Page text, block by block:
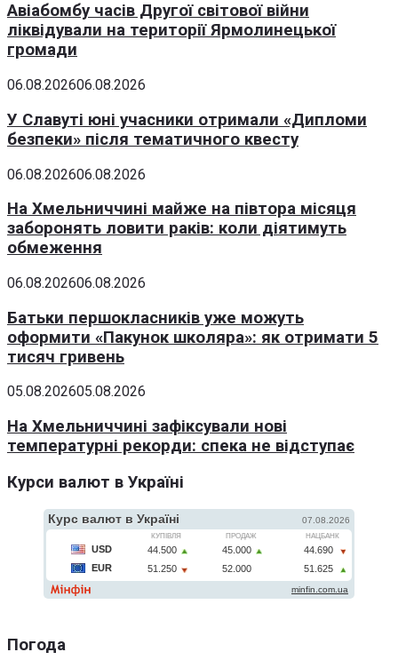
Авіабомбу часів Другої світової війни
ліквідували на території Ярмолинецької
громади
06.08.202606.08.2026
У Славуті юні учасники отримали «Дипломи
безпеки» після тематичного квесту
06.08.202606.08.2026
На Хмельниччині майже на півтора місяця
заборонять ловити раків: коли діятимуть
обмеження
06.08.202606.08.2026
Батьки першокласників уже можуть
оформити «Пакунок школяра»: як отримати 5
тисяч гривень
05.08.202605.08.2026
На Хмельниччині зафіксували нові
температурні рекорди: спека не відступає
Курси валют в Україні
Погода